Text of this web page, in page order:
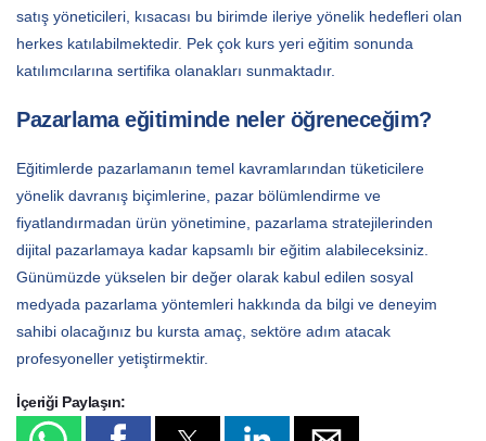
satış yöneticileri, kısacası bu birimde ileriye yönelik hedefleri olan
herkes katılabilmektedir. Pek çok kurs yeri eğitim sonunda
katılımcılarına sertifika olanakları sunmaktadır.
Pazarlama eğitiminde neler öğreneceğim?
Eğitimlerde pazarlamanın temel kavramlarından tüketicilere
yönelik davranış biçimlerine, pazar bölümlendirme ve
fiyatlandırmadan ürün yönetimine, pazarlama stratejilerinden
dijital pazarlamaya kadar kapsamlı bir eğitim alabileceksiniz.
Günümüzde yükselen bir değer olarak kabul edilen sosyal
medyada pazarlama yöntemleri hakkında da bilgi ve deneyim
sahibi olacağınız bu kursta amaç, sektöre adım atacak
profesyoneller yetiştirmektir.
İçeriği Paylaşın: